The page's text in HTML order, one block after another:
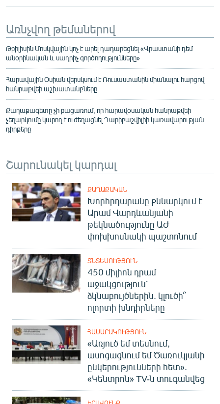
Առնչվող թեմաներով
Թբիլիսին Մոսկվային կոչ է արել դադարեցնել «Վրաստանի դեմ
անօրինական և սադրիչ գործողությունները»
Հարավային Օսիան վերսկսում է Ռուսաստանին միանալու հարցով
հանրաքվեի աշխատանքները
Քաղաքագետը չի բացառում, որ հարավօսական հանրաքվեի
չեղարկումը կարող է ուժեղացնել Ղարիբաշվիլիի կառավարության
դիրքերը
Շարունակել կարդալ
ՔԱՂԱՔԱԿԱՆ
Խորհրդարանը քննարկում է
Արամ Վարդևանյանի
թեկնածությունը ԱԺ
փոխխոսնակի պաշտոնում
ՏՆՏԵՍՈՒԹՅՈՒՆ
450 միլիոն դրամ
աջակցություն՝
ձկնաբույծներին. կլուծի՞
ոլորտի խնդիրները
ՀԱՍԱՐԱԿՈՒԹՅՈՒՆ
«Առյուծ եմ տեսնում,
ասոցացնում եմ Ծառուկյանի
ընկերությունների հետ».
«Կենտրոն» TV-ն տուգանվեց